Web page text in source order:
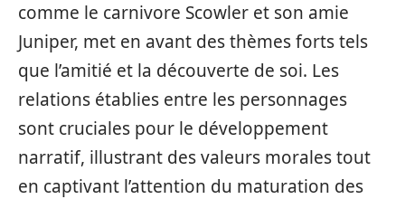
comme le carnivore Scowler et son amie
Juniper, met en avant des thèmes forts tels
que l’amitié et la découverte de soi. Les
relations établies entre les personnages
sont cruciales pour le développement
narratif, illustrant des valeurs morales tout
en captivant l’attention du maturation des